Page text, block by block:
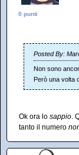
0 punti
Posted By:
Non sono
Però una volta
Ok ora lo sappio.
tanto il numero